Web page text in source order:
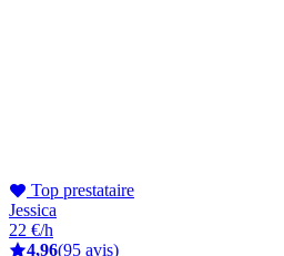
Top prestataire
Jessica
22 €/h
4,96(95 avis)